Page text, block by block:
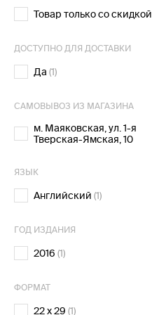
Товар только со скидкой
ДОСТУПНО ДЛЯ ДОСТАВКИ
Да (1)
САМОВЫВОЗ ИЗ МАГАЗИНА
м. Маяковская, ул. 1-я
Тверская-Ямская, 10
ЯЗЫК
Английский (1)
ГОД ИЗДАНИЯ
2016 (1)
ФОРМАТ
22 x 29 (1)